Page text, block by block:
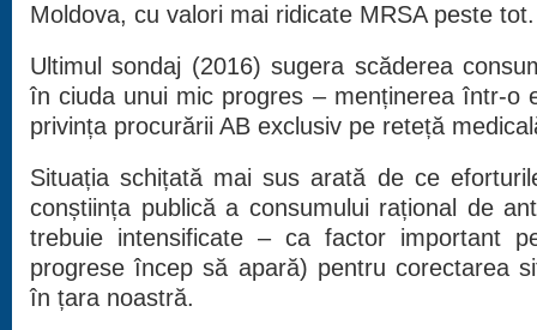
Moldova, cu valori mai ridicate MRSA peste
Ultimul sondaj (2016) sugera scăderea
în ciuda unui mic progres – menținerea într-o
privința procurării AB exclusiv pe reteță
Situația schițată mai sus arată de ce
conștiința publică a consumului rațional de
trebuie intensificate – ca factor important
progrese încep să apară) pentru corectarea
în țara noastră.